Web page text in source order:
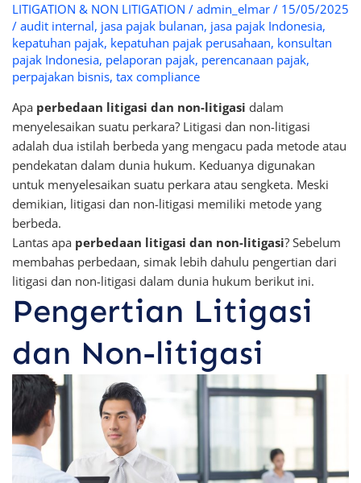
LITIGATION & NON LITIGATION / admin_elmar / 15/05/2025
/ audit internal, jasa pajak bulanan, jasa pajak Indonesia,
kepatuhan pajak, kepatuhan pajak perusahaan, konsultan
pajak Indonesia, pelaporan pajak, perencanaan pajak,
perpajakan bisnis, tax compliance
Apa perbedaan litigasi dan non-litigasi dalam
menyelesaikan suatu perkara? Litigasi dan non-litigasi
adalah dua istilah berbeda yang mengacu pada metode atau
pendekatan dalam dunia hukum. Keduanya digunakan
untuk menyelesaikan suatu perkara atau sengketa. Meski
demikian, litigasi dan non-litigasi memiliki metode yang
berbeda.
Lantas apa perbedaan litigasi dan non-litigasi? Sebelum
membahas perbedaan, simak lebih dahulu pengertian dari
litigasi dan non-litigasi dalam dunia hukum berikut ini.
Pengertian Litigasi
dan Non-litigasi